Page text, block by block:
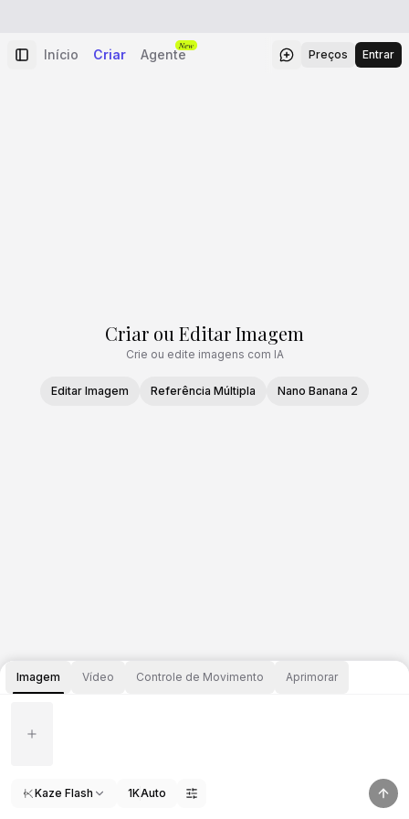
Início Criar Agente
New
Preços Entrar
Criar ou Editar Imagem
Crie ou edite imagens com IA
Editar Imagem Referência Múltipla Nano Banana 2
Imagem Vídeo Controle de Movimento Aprimorar
Kaze Flash 1KAuto